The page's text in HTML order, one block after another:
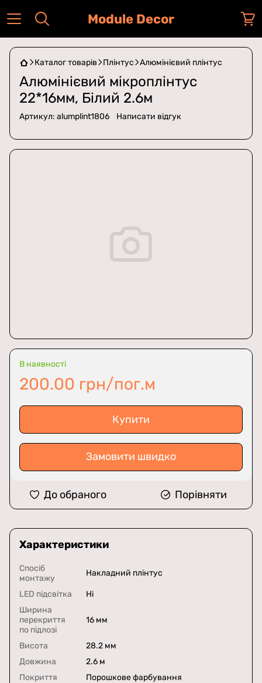
Module Decor
Каталог товарів Плінтус Алюмінієвий плінтус
Алюмінієвий мікроплінтус
22*16мм, Білий 2.6м
Артикул: alumplint1806 Написати відгук
В наявності
200.00 грн/пог.м
Купити
Замовити швидко
До обраного Порівняти
Характеристики
Спосіб
монтажу
Накладний плінтус
LED підсвітка
Ні
Ширина
перекриття
по підлозі
16 мм
Висота
28.2 мм
Довжина
2.6 м
Покриття
Порошкове фарбування